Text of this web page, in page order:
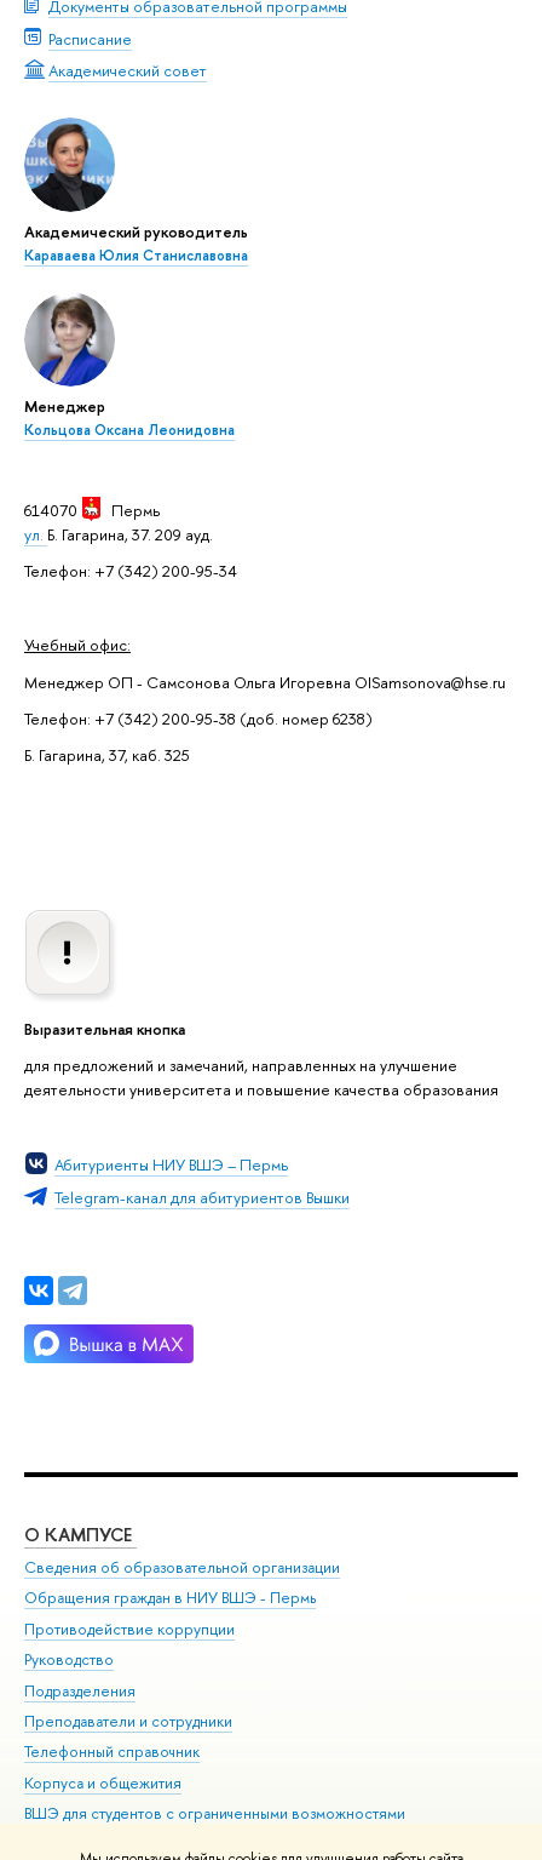
Документы образовательной программы
Расписание
Академический совет
Академический руководитель
Караваева Юлия Станиславовна
Менеджер
Кольцова Оксана Леонидовна
614070
Пермь
ул. Б. Гагарина, 37. 209 ауд.
Телефон: +7 (342) 200-95-34
Учебный офис:
Менеджер ОП - Самсонова Ольга Игоревна OISamsonova@hse.ru
Телефон: +7 (342) 200-95-38 (доб. номер 6238)
Б. Гагарина, 37, каб. 325
Выразительная кнопка
для предложений и замечаний, направленных на улучшение
деятельности университета и повышение качества образования
Абитуриенты НИУ ВШЭ – Пермь
Telegram-канал для абитуриентов Вышки
О КАМПУСЕ
Сведения об образовательной организации
Обращения граждан в НИУ ВШЭ - Пермь
Противодействие коррупции
Руководство
Подразделения
Преподаватели и сотрудники
Телефонный справочник
Корпуса и общежития
ВШЭ для студентов с ограниченными возможностями